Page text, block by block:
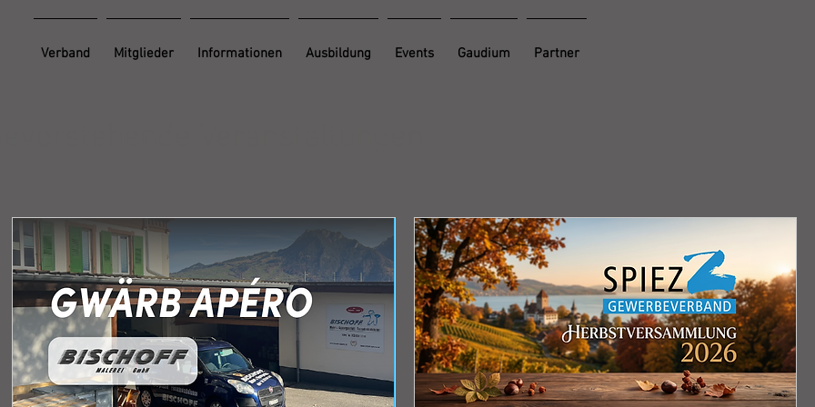
Verband Mitglieder Informationen Ausbildung Events Gaudium Partner